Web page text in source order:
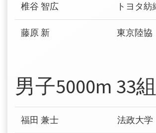
椎谷 智広 トヨタ紡
藤原 新 東京陸協
男子5000m 33組
福田 兼士 法政大学